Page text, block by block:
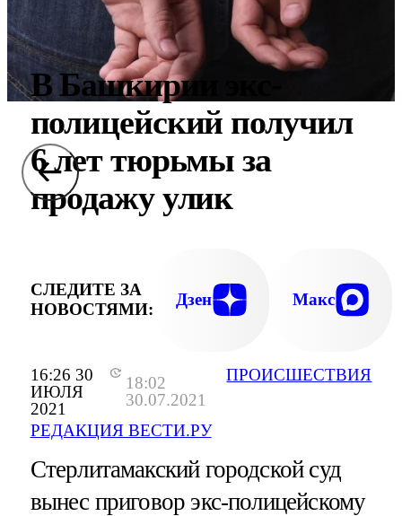
16:26 30
ИЮЛЯ
2021
18:02
30.07.2021
РЕДАКЦИЯ ВЕСТИ.РУ
ПРОИСШЕСТВИЯ
В Башкирии экс-
полицейский получил
6 лет тюрьмы за
продажу улик
СЛЕДИТЕ ЗА
НОВОСТЯМИ:
Дзен Макс
Стерлитамакский городской суд
вынес приговор экс-полицейскому